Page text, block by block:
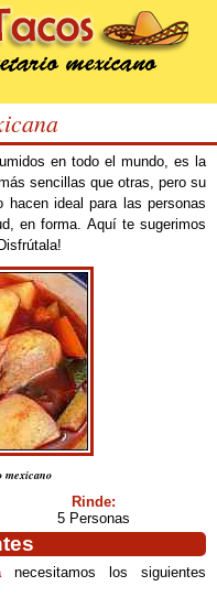
en todo el mundo, es la
sencillas que otras, pero su
ideal para las personas
en forma. Aquí te sugerimos
mexicano
Rinde:
5 Personas
necesitamos los siguientes